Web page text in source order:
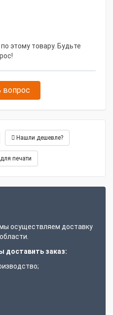
этому товару. Будьте
вопрос
Нашли дешевле?
печати
осуществляем доставку
доставить заказ: